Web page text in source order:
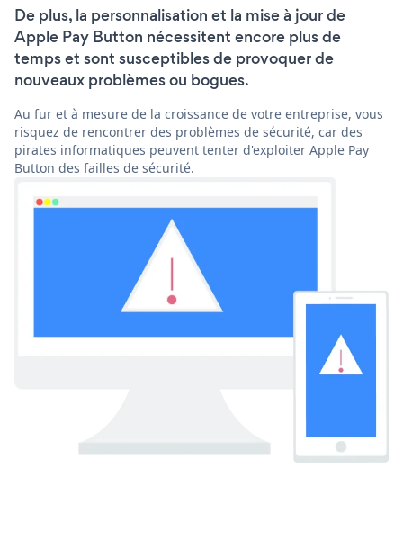
De plus, la personnalisation et la mise à jour de
Apple Pay Button nécessitent encore plus de
temps et sont susceptibles de provoquer de
nouveaux problèmes ou bogues.
Au fur et à mesure de la croissance de votre entreprise, vous
risquez de rencontrer des problèmes de sécurité, car des
pirates informatiques peuvent tenter d'exploiter Apple Pay
Button des failles de sécurité.